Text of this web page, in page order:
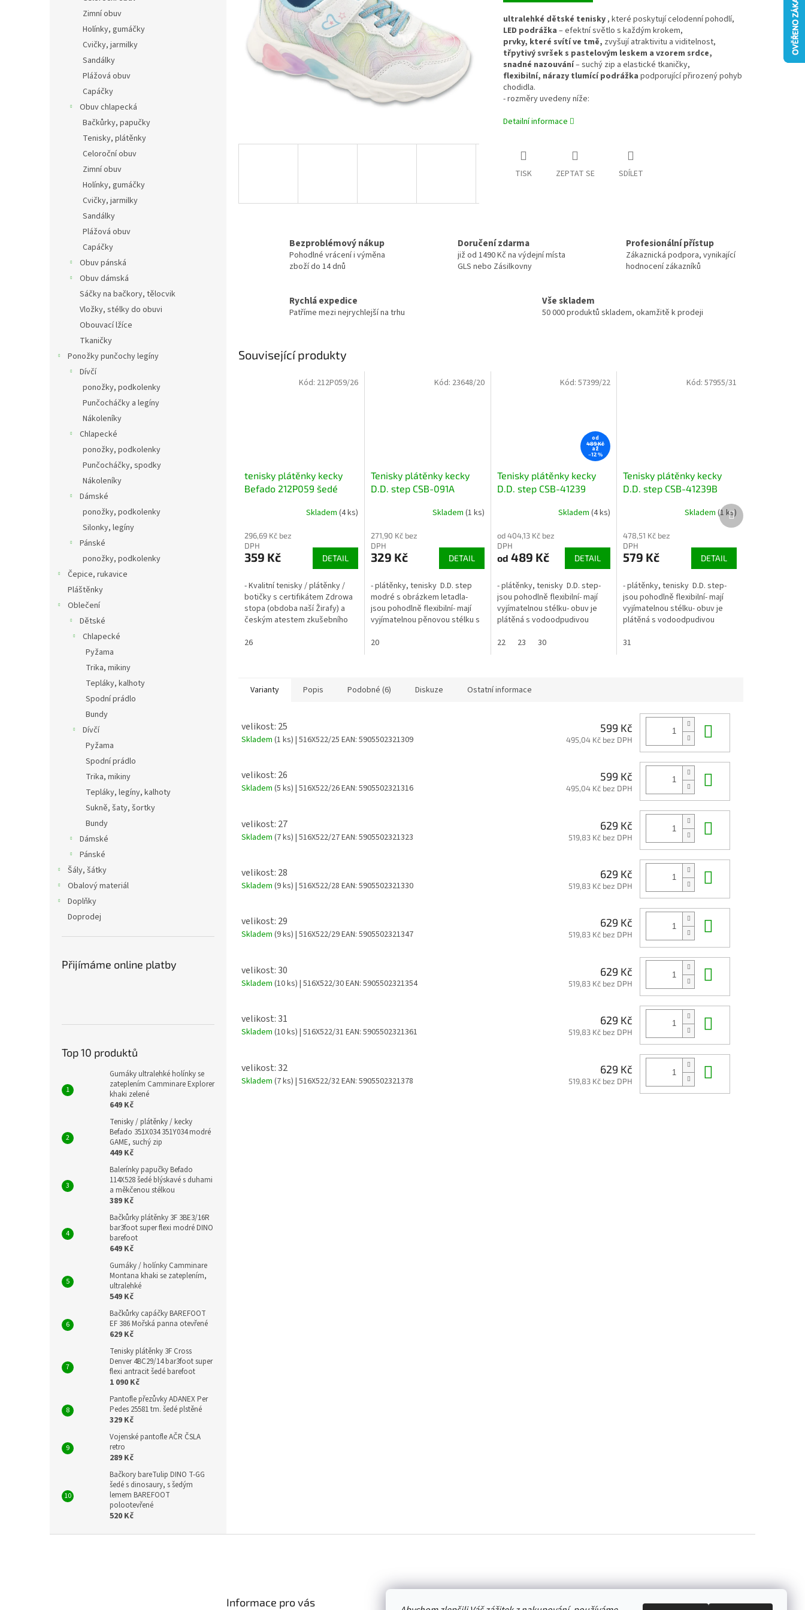
Zimní obuv
Holínky, gumáčky
Cvičky, jarmilky
Sandálky
Plážová obuv
Capáčky
Obuv chlapecká
Bačkůrky, papučky
Tenisky, plátěnky
Celoroční obuv
Zimní obuv
Holínky, gumáčky
Cvičky, jarmilky
Sandálky
Plážová obuv
Capáčky
Obuv pánská
Obuv dámská
Sáčky na bačkory, tělocvik
Vložky, stélky do obuvi
Obouvací lžíce
Tkaničky
Ponožky punčochy legíny
Dívčí
ponožky, podkolenky
Punčocháčky a legíny
Nákoleníky
Chlapecké
ponožky, podkolenky
Punčocháčky, spodky
Nákoleníky
Dámské
ponožky, podkolenky
Silonky, legíny
Pánské
ponožky, podkolenky
Čepice, rukavice
Pláštěnky
Oblečení
Dětské
Chlapecké
Pyžama
Trika, mikiny
Tepláky, kalhoty
Spodní prádlo
Bundy
Dívčí
Pyžama
Spodní prádlo
Trika, mikiny
Tepláky, legíny, kalhoty
Sukně, šaty, šortky
Bundy
Dámské
Pánské
Šály, šátky
Obalový materiál
Doplňky
Doprodej
Přijímáme online platby
Top 10 produktů
Gumáky ultralehké holínky se
zateplením Camminare Explorer
khaki zelené
649 Kč
Tenisky / plátěnky / kecky
Befado 351X034 351Y034 modré
GAME, suchý zip
449 Kč
Balerínky papučky Befado
114X528 šedé blýskavé s duhami
a měkčenou stélkou
389 Kč
Bačkůrky plátěnky 3F 3BE3/16R
bar3foot super flexi modré DINO
barefoot
649 Kč
Gumáky / holínky Camminare
Montana khaki se zateplením,
ultralehké
549 Kč
Bačkůrky capáčky BAREFOOT
EF 386 Mořská panna otevřené
629 Kč
Tenisky plátěnky 3F Cross
Denver 4BC29/14 bar3foot super
flexi antracit šedé barefoot
1 090 Kč
Pantofle přezůvky ADANEX Per
Pedes 25581 tm. šedé plstěné
329 Kč
Vojenské pantofle AČR ČSLA
retro
289 Kč
Bačkory bareTulip DINO T-GG
šedé s dinosaury, s šedým
lemem BAREFOOT
polootevřené
520 Kč
ultralehké dětské tenisky, které poskytují celodenní pohodlí,
LED podrážka – efektní světlo s každým krokem,
prvky, které svítí ve tmě, zvyšují atraktivitu a viditelnost,
třpytivý svršek s pastelovým leskem a vzorem srdce,
snadné nazouvání– suchý zip a elastické tkaničky,
flexibilní, nárazy tlumící podrážka podporující přirozený pohyb
chodidla.
- rozměry uvedeny níže:
Detailní informace
TISK ZEPTAT SE SDÍLET
Bezproblémový nákup
Pohodlné vrácení i výměna
zboží do 14 dnů
Doručení zdarma
již od 1490 Kč na výdejní místa
GLS nebo Zásilkovny
Profesionální přístup
Zákaznická podpora, vynikající
hodnocení zákazníků
Rychlá expedice
Patříme mezi nejrychlejší na trhu
Vše skladem
50 000 produktů skladem, okamžitě k prodeji
Související produkty
tenisky plátěnky kecky
Befado 212P059 šedé
Skladem (4 ks)
296,69 Kč bez
DPH
359 Kč DETAIL
- Kvalitní tenisky / plátěnky /
botičky s certifikátem Zdrowa
stopa (obdoba naší Žirafy) a
českým atestem zkušebního
2 suchými zipy- Obuv je...
26
Kód: 212P059/26
Tenisky plátěnky kecky
D.D. step CSB-091A
Skladem (1 ks)
271,90 Kč bez
DPH
329 Kč DETAIL
- plátěnky, tenisky D.D. step
modré s obrázkem letadla-
jsou pohodlně flexibilní- mají
vyjímatelnou pěnovou stélku s
na 2 suché zipy- rozměry níže:
20
Kód: 23648/20
od
489 Kč
až
–12 %
Tenisky plátěnky kecky
D.D. step CSB-41239
Skladem(4 ks)
od 404,13 Kč bez
DPH
od 489 Kč DETAIL
- plátěnky, tenisky D.D. step-
jsou pohodlně flexibilní- mají
vyjímatelnou stélku- obuv je
plátěná s vodoodpudivou
zapínání na 2 suché zipy- lze...
22 23 30
Kód:57399/22
Tenisky plátěnky kecky
D.D. step CSB-41239B
Skladem (1 ks)
478,51 Kč bez
DPH
579 Kč DETAIL
- plátěnky, tenisky D.D. step-
jsou pohodlně flexibilní- mají
vyjímatelnou stélku- obuv je
plátěná s vodoodpudivou
zapínání na 2...
31
Kód: 57955/31
Další
produkt
Varianty Popis Podobné (6) Diskuze Ostatní informace
velikost: 25
Skladem (1 ks) | 516X522/25 EAN: 5905502321309
599 Kč
495,04 Kč bez DPH
velikost: 26
Skladem (5 ks) | 516X522/26EAN: 5905502321316
599 Kč
495,04 Kč bez DPH
velikost: 27
Skladem (7 ks) | 516X522/27EAN: 5905502321323
629 Kč
519,83 Kč bez DPH
velikost: 28
Skladem (9 ks) | 516X522/28 EAN: 5905502321330
629 Kč
519,83 Kč bez DPH
velikost: 29
Skladem (9 ks) | 516X522/29EAN: 5905502321347
629 Kč
519,83 Kč bez DPH
velikost: 30
Skladem (10 ks) | 516X522/30EAN: 5905502321354
629 Kč
519,83 Kč bez DPH
velikost: 31
Skladem (10 ks) | 516X522/31 EAN: 5905502321361
629 Kč
519,83 Kč bez DPH
velikost: 32
Skladem (7 ks) | 516X522/32EAN: 5905502321378
629 Kč
519,83 Kč bez DPH
Informace pro vás